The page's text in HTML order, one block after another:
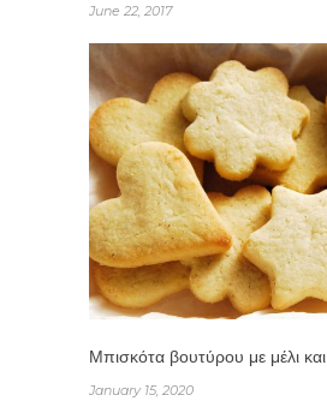
June 22, 2017
Μπισκότα βουτύρου με μέλι
January 15, 2020